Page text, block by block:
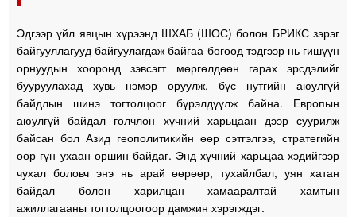
Эдгээр үйл явцын хүрээнд ШХАБ (ШОС) болон БРИКС зэрэг
байгууллагууд байгуулагдаж байгаа бөгөөд тэдгээр нь гишүүн
орнуудын хооронд зэвсэгт мөргөлдөөн гарах эрсдэлийг
бууруулахад хувь нэмэр оруулж, бүс нутгийн аюулгүй
байдлын шинэ тогтолцоог бүрэлдүүлж байна. Европын
аюулгүй байдал голчлон хүчний харьцаан дээр суурилж
байсан бол Азид геополитикийн өөр сэтгэлгээ, стратегийн
өөр гүн ухаан оршин байдаг. Энд хүчний харьцаа хэдийгээр
чухал боловч энэ нь арай өөрөөр, тухайлбал, уян хатан
байдал болон харилцан хамааралтай хамтын
ажиллагааны тогтолцоогоор дамжин хэрэгждэг.